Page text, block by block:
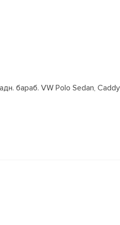
бараб. VW Polo Sedan, Caddy